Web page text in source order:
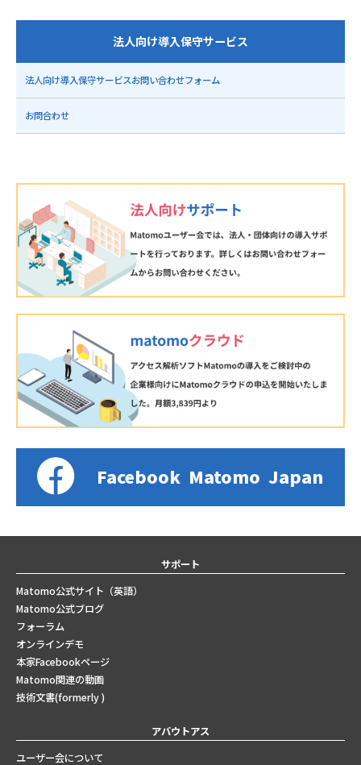
法人向け導入保守サービス
法人向け導入保守サービスお問い合わせフォーム
お問合わせ
Facebook Matomo Japan
サポート
Matomo公式サイト（英語）
Matomo公式ブログ
フォーラム
オンラインデモ
本家Facebookページ
Matomo関連の動画
技術文書(formerly )
アバウトアス
ユーザー会について